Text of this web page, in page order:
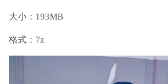
大小：193MB
格式：7z